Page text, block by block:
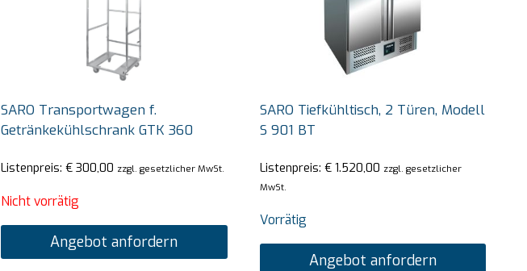
SARO Transportwagen f.
Getränkekühlschrank GTK 360
Listenpreis: € 300,00 zzgl. gesetzlicher MwSt.
Nicht vorrätig
Angebot anfordern
SARO Tiefkühltisch, 2 Türen, Modell
S 901 BT
Listenpreis: €1.520,00 zzgl. gesetzlicher
MwSt.
Vorrätig
Angebot anfordern